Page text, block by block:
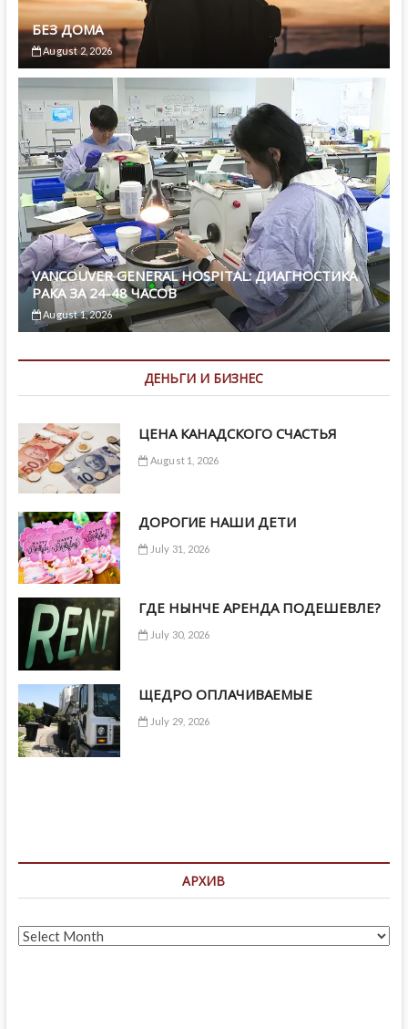
БЕЗ ДОМА
August 2, 2026
VANCOUVER GENERAL HOSPITAL: ДИАГНОСТИКА
РАКА ЗА 24-48 ЧАСОВ
August 1, 2026
ДЕНЬГИ И БИЗНЕС
ЦЕНА КАНАДСКОГО СЧАСТЬЯ
August 1, 2026
ДОРОГИЕ НАШИ ДЕТИ
July 31, 2026
ГДЕ НЫНЧЕ АРЕНДА ПОДЕШЕВЛЕ?
July 30, 2026
ЩЕДРО ОПЛАЧИВАЕМЫЕ
July 29, 2026
АРХИВ
Архив